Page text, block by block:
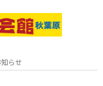
らせ